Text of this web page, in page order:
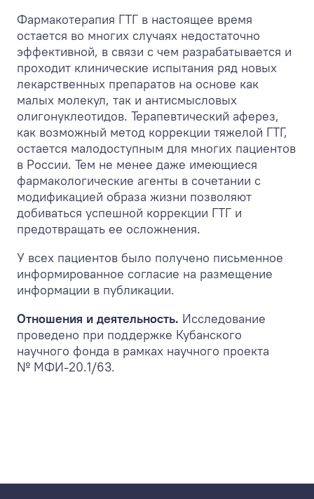
Фармакотерапия ГТГ в настоящее время
остается во многих случаях недостаточно
эффективной, в связи с чем разрабатывается и
проходит клинические испытания ряд новых
лекарственных препаратов на основе как
малых молекул, так и антисмысловых
олигонуклеотидов. Терапевтический аферез,
как возможный метод коррекции тяжелой ГТГ,
остается малодоступным для многих пациентов
в России. Тем не менее даже имеющиеся
фармакологические агенты в сочетании с
модификацией образа жизни позволяют
добиваться успешной коррекции ГТГ и
предотвращать ее осложнения.
У всех пациентов было получено письменное
информированное согласие на размещение
информации в публикации.
Отношения и деятельность. Исследование
проведено при поддержке Кубанского
научного фонда в рамках научного проекта
№ МФИ-20.1/63.